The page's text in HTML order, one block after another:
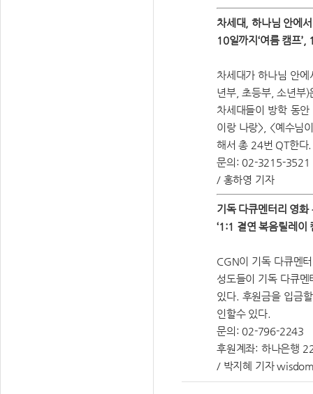
차세대, 하나님 안에
10일까지‘여름 캠프’,
차세대가 하나님 안
년부, 초등부, 소년부)
차세대들이 방학 동
이랑 나랑>, <예수님
해서 총 24번 QT한다
문의: 02-3215-3521
/ 홍하영 기자
기독 다큐멘터리 영
‘1:1 결연 복음릴레이
CGN이 기독 다큐멘
성도들이 기독 다큐
있다. 후원금을 입금
인할수 있다.
문의: 02-796-2243
후원계좌: 하나은행
/ 박지혜 기자